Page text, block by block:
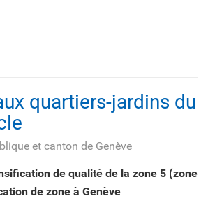
quartiers-jardins du
et canton de Genève
de qualité de la zone 5 (zone
de zone à Genève